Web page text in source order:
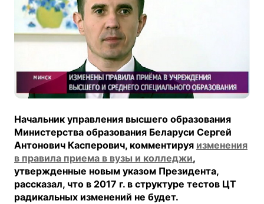
Начальник управления высшего образования
Министерства образования Беларуси Сергей
Антонович Касперович, комментируя изменения
в правила приема в вузы и колледжи,
утвержденные новым указом Президента,
рассказал, что в 2017 г. в структуре тестов ЦТ
радикальных изменений не будет.